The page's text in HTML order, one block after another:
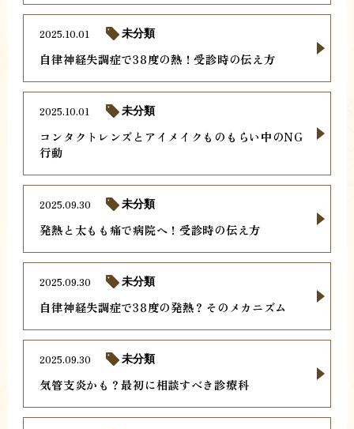
自律神経失調症で38度の熱！受診時の伝え方
2025.10.01 未分類
コンタクトレンズとアイメイクものもらい中のNG
行動
2025.10.01 未分類
発熱と太もも痛で病院へ！受診時の伝え方
2025.09.30 未分類
自律神経失調症で38度の発熱？そのメカニズム
2025.09.30 未分類
気管支炎かも？最初に相談すべき診療科
2025.09.30 未分類